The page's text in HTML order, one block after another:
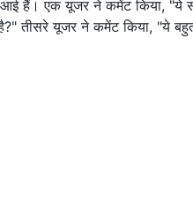
हैं। एक यूजर ने कमेंट किया, "ये
तीसरे यूजर ने कमेंट किया, "ये